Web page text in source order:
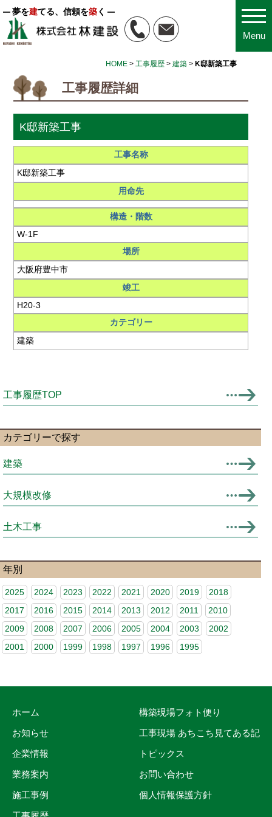
Menu
夢を建てる、信頼を築く
HOME >工事履歴 >建築 > K邸新築工事
工事履歴詳細
K邸新築工事
工事名称
K邸新築工事
用命先
構造・階数
W-1F
場所
大阪府豊中市
竣工
H20-3
カテゴリー
建築
工事履歴TOP
カテゴリーで探す
建築
大規模改修
土木工事
年別
2025 2024 2023 2022 2021 2020 2019
2018
2017
2016 2015 2014 2013 2012 2011
2010
2009
2008 2007 2006 2005 2004 2003
2002
2001
2000 1999 1998 1997 1996 1995
ホーム
お知らせ
企業情報
業務案内
施工事例
構築現場フォト便り
工事現場 あちこち見てある記
トピックス
お問い合わせ
個人情報保護方針